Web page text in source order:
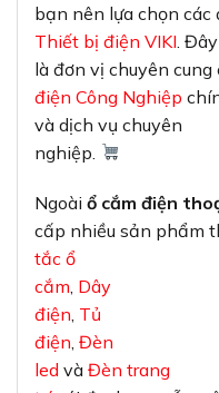
bạn nên lựa chọn
Thiết bị điện VIKI . Đây
là đơn vị chuyên cung
điện Công Nghiệp
và dịch vụ chuyên
nghiệp.
Ngoài ổ cắm điện
cấp nhiều sản phẩm
tắc ổ
cắm, Dây
điện, Tủ
điện, Đèn
led và Đèn trang